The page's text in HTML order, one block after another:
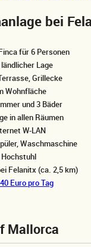
bei
für 6 Personen
Lage
Grillecke
Wohnfläche
und 3 Bäder
in allen Räumen
W-LAN
Waschmaschine
Felanitx (ca. 2,5 km)
Euro pro Tag
Mallorca